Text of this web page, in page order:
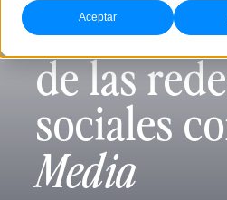
Aceptar
Gestión
de las
sociales
Media